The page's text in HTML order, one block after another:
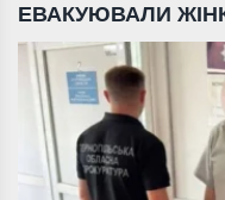
ЕВАКУЮВАЛИ